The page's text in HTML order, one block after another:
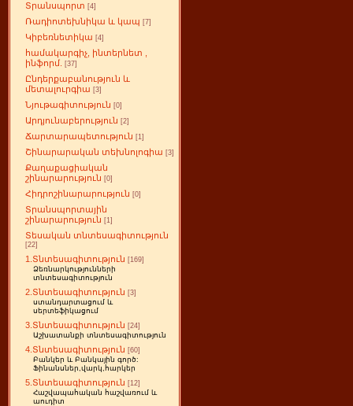
Տրանսպորտ [4]
Ռադիոտեխնիկա և կապ [7]
Կիբեռնետիկա [4]
համակարգիչ, ինտերնետ ,
ինֆորմ.
[37]
Ընդերքաբանություն և
մետալուրգիա [3]
Նյութագիտություն [0]
Արդյունաբերություն [2]
Ճարտարապետություն [1]
Շինարարական տեխնոլոգիա [3]
Քաղաքացիական
շինարարություն [0]
Հիդրոշինարարություն [0]
Տրանսպորտային
շինարարություն [1]
Տեսական տնտեսագիտություն
[22]
1.Տնտեսագիտություն [169]
Ձեռնարկությունների
տնտեսագիտություն
2.Տնտեսագիտություն [3]
ստանդարտացում և
սերտեֆիկացում
3.Տնտեսագիտություն [24]
Աշխատանքի տնտեսագիտություն
4.Տնտեսագիտություն [60]
Բանկեր և Բանկային գործ:
Ֆինանսներ,վարկ,հարկեր
5.Տնտեսագիտություն [12]
Հաշվապահական հաշվառում և
աուդիտ